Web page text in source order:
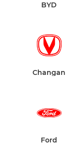
BYD
Changan
Ford